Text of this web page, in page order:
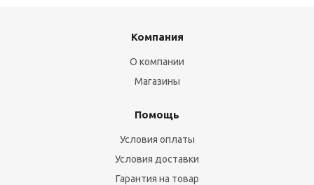
Компания
О компании
Магазины
Помощь
Условия оплаты
Условия доставки
Гарантия на товар